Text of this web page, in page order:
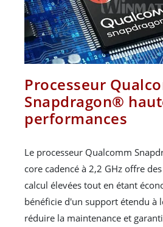
Processeur
Snapdragon®
performances
Le processeur Qualcomm
core cadencé à 2,2 GHz offre
calcul élevées tout en étant
bénéficie d'un support étendu à
réduire la maintenance et